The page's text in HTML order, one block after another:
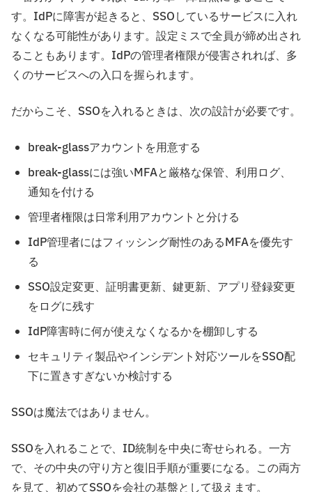
す。IdPに障害が起きると、SSOしているサービスに入れ
なくなる可能性があります。設定ミスで全員が締め出され
ることもあります。IdPの管理者権限が侵害されれば、多
くのサービスへの入口を握られます。
だからこそ、SSOを入れるときは、次の設計が必要です。
break-glassアカウントを用意する
break-glassには強いMFAと厳格な保管、利用ログ、
通知を付ける
管理者権限は日常利用アカウントと分ける
IdP管理者にはフィッシング耐性のあるMFAを優先す
る
SSO設定変更、証明書更新、鍵更新、アプリ登録変更
をログに残す
IdP障害時に何が使えなくなるかを棚卸しする
セキュリティ製品やインシデント対応ツールをSSO配
下に置きすぎないか検討する
SSOは魔法ではありません。
SSOを入れることで、ID統制を中央に寄せられる。一方
で、その中央の守り方と復旧手順が重要になる。この両方
を見て、初めてSSOを会社の基盤として扱えます。